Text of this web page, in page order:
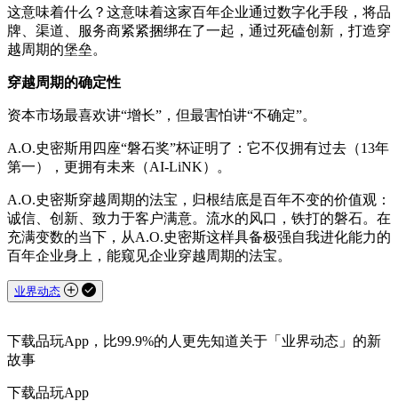
这意味着什么？这意味着这家百年企业通过数字化手段，将品
牌、渠道、服务商紧紧捆绑在了一起，通过死磕创新，打造穿
越周期的堡垒。
穿越周期的确定性
资本市场最喜欢讲“增长”，但最害怕讲“不确定”。
A.O.史密斯用四座“磐石奖”杯证明了：它不仅拥有过去（13年
第一），更拥有未来（AI-LiNK）。
A.O.史密斯穿越周期的法宝，归根结底是百年不变的价值观：
诚信、创新、致力于客户满意。流水的风口，铁打的磐石。在
充满变数的当下，从A.O.史密斯这样具备极强自我进化能力的
百年企业身上，能窥见企业穿越周期的法宝。
业界动态
下载品玩App，比99.9%的人更先知道关于「业界动态」的新
故事
下载品玩App